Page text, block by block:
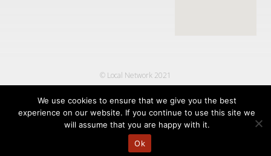
© Local Network 2021
We use cookies to ensure that we give you the best
experience on our website. If you continue to use this site we
will assume that you are happy with it.
Ok